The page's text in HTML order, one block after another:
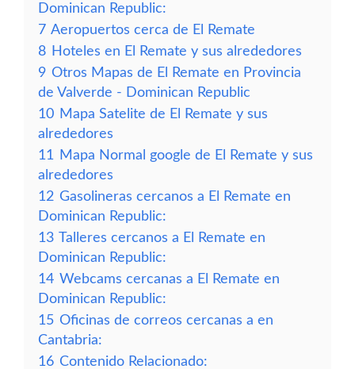
Dominican Republic:
7 Aeropuertos cerca de El Remate
8 Hoteles en El Remate y sus alrededores
9 Otros Mapas de El Remate en Provincia
de Valverde - Dominican Republic
10 Mapa Satelite de El Remate y sus
alrededores
11
Mapa Normal google de El Remate y sus
alrededores
12 Gasolineras cercanos a El Remate en
Dominican Republic:
13 Talleres cercanos a El Remate en
Dominican Republic:
14 Webcams cercanas a El Remate en
Dominican Republic:
15 Oficinas de correos cercanas a en
Cantabria:
16 Contenido Relacionado: